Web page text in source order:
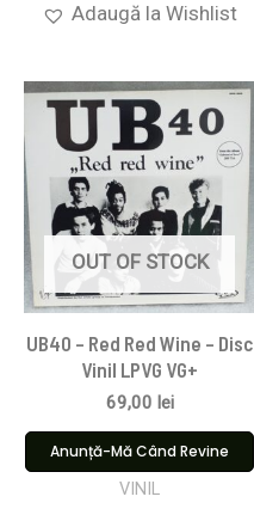
Adaugă la Wishlist
OUT OF STOCK
UB40 – Red Red Wine – Disc
Vinil LPVG VG+
69,00 lei
Anunță-Mă Când Revine
VINIL